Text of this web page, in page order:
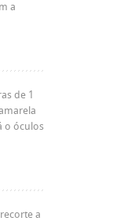
a
de 1
o óculos
a